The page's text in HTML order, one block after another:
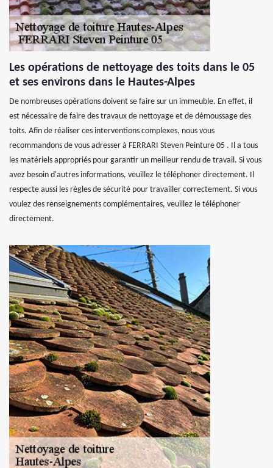
Les opérations de nettoyage des toits dans le 05
et ses environs dans le Hautes-Alpes
De nombreuses opérations doivent se faire sur un immeuble. En effet, il
est nécessaire de faire des travaux de nettoyage et de démoussage des
toits. Afin de réaliser ces interventions complexes, nous vous
recommandons de vous adresser à FERRARI Steven Peinture 05 . Il a tous
les matériels appropriés pour garantir un meilleur rendu de travail. Si vous
avez besoin d'autres informations, veuillez le téléphoner directement. Il
respecte aussi les règles de sécurité pour travailler correctement. Si vous
voulez des renseignements complémentaires, veuillez le téléphoner
directement.